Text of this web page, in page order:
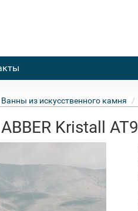
Ванны из искусственного камня
Kristall